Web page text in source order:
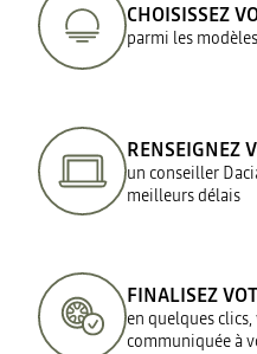
CHOISISSEZ
parmi les
RENSEIGNEZ
un conseiller
meilleurs délais
FINALISEZ
en quelques
communiquée à